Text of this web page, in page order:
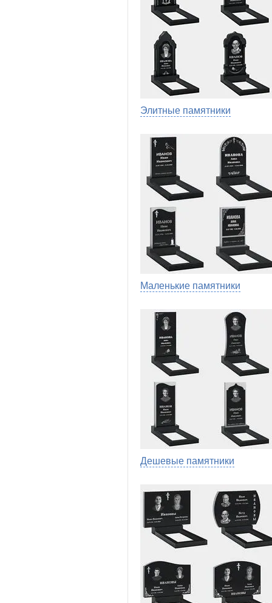
Элитные памятники
Маленькие памятники
Дешевые памятники